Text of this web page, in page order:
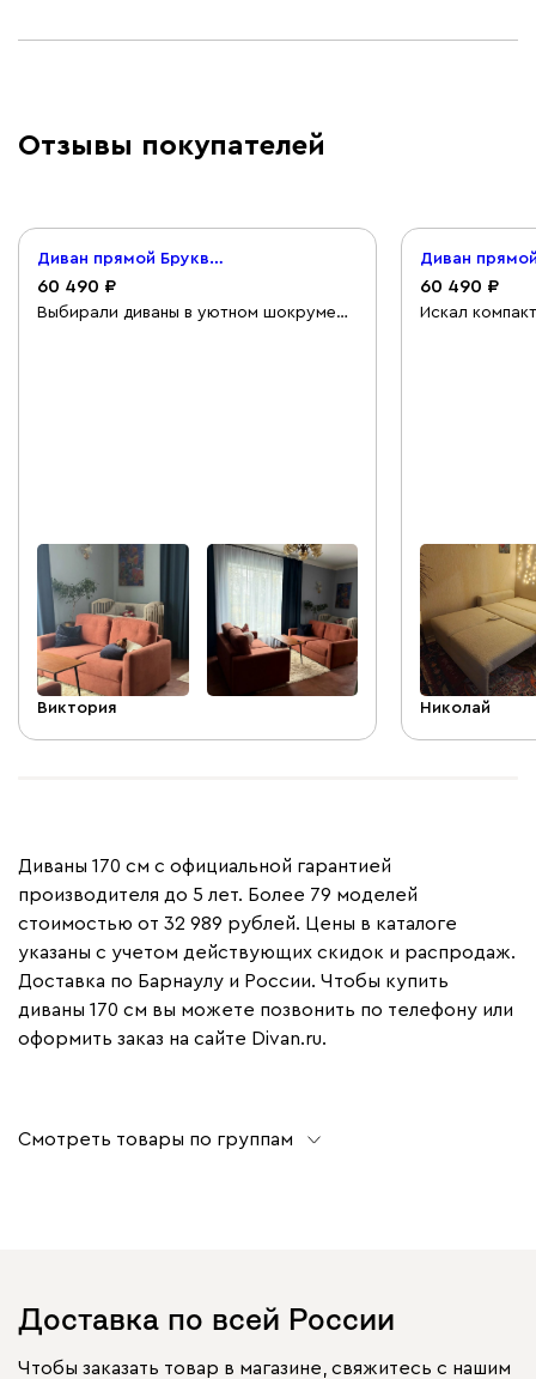
Отзывы покупателей
Диван прямой Бруквиль Велюр Терракотовый
60 490
Выбирали диваны в уютном шокруме
Очень довольны покупкой, доставкой и
сервисом!
Виктория
60 490
Искал
картой без
Николай
Диваны 170 см с официальной гарантией
производителя до 5 лет. Более 79 моделей
стоимостью от 32 989 рублей. Цены в каталоге
указаны с учетом действующих скидок и распродаж.
Доставка по Барнаулу и России. Чтобы купить
диваны 170 см вы можете позвонить по телефону или
оформить заказ на сайте Divan.ru.
Смотреть товары по группам
Доставка по всей России
Чтобы заказать товар в магазине, свяжитесь с нашим